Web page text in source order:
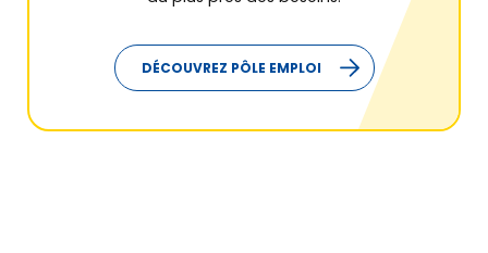
Découvrir
DÉCOUVREZ PÔLE EMPLOI